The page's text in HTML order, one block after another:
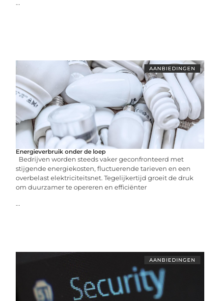
...
AANBIEDINGEN
Energieverbruik onder de loep
Bedrijven worden steeds vaker geconfronteerd met
stijgende energiekosten, fluctuerende tarieven en een
overbelast elektriciteitsnet. Tegelijkertijd groeit de druk
om duurzamer te opereren en efficiënter
...
AANBIEDINGEN